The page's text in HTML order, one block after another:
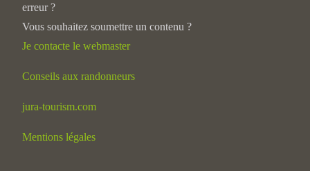
erreur ?
Vous souhaitez soumettre un contenu ?
Je contacte le webmaster
Conseils aux randonneurs
jura-tourism.com
Mentions légales